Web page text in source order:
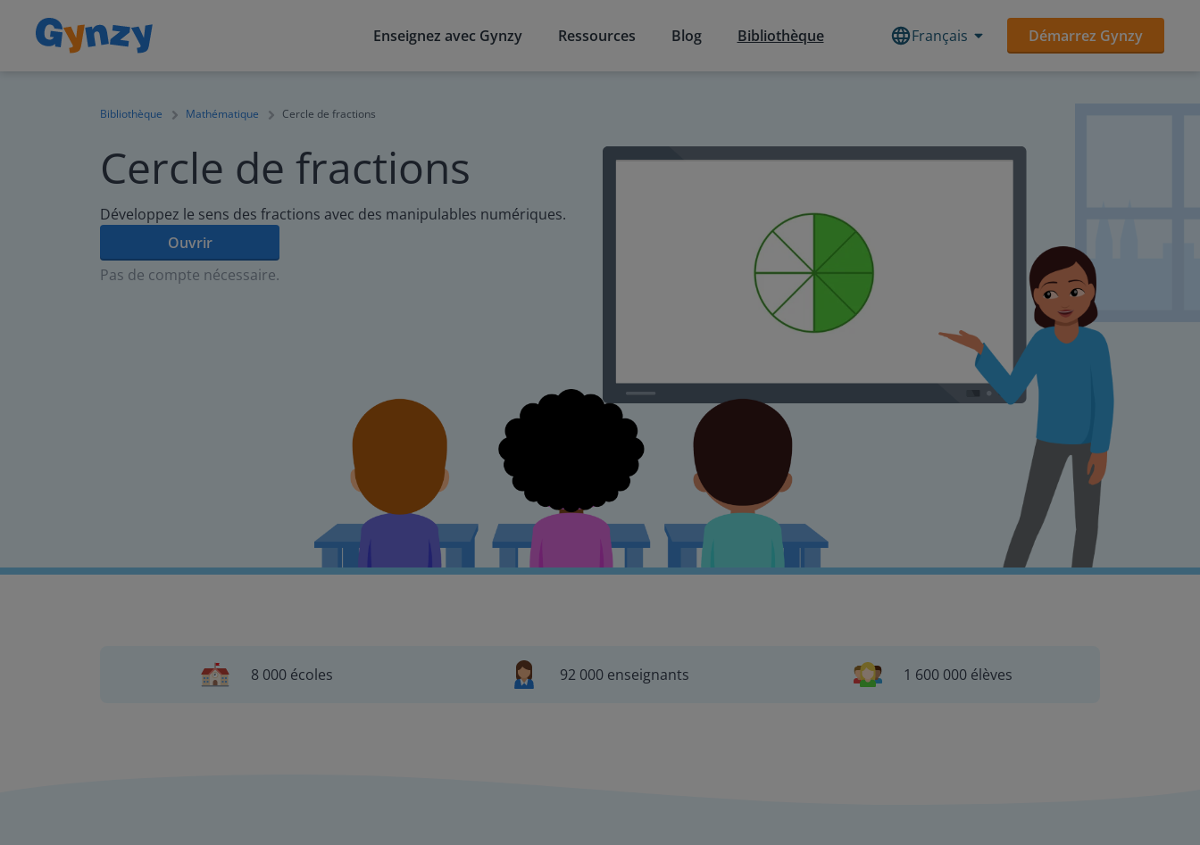
Enseignez avec Gynzy Ressources Blog Bibliothèque Français Démarrez Gynzy
Bibliothèque Mathématique Cercle de fractions
Cercle de fractions
Développez le sens des fractions avec des manipulables numériques.
Ouvrir
Pas de compte nécessaire.
8 000 écoles 92 000 enseignants 1 600 000 élèves